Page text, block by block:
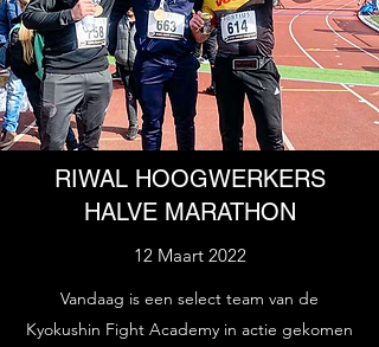
RIWAL HOOGWERKERS
HALVE MARATHON
12 Maart 2022
Vandaag is een select team van de
Kyokushin Fight Academy in actie gekomen